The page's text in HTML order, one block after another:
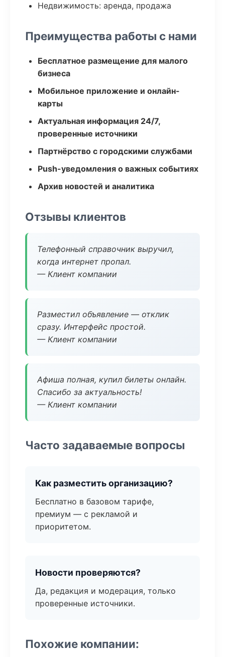
Недвижимость: аренда, продажа
Преимущества работы с нами
Бесплатное размещение для малого
бизнеса
Мобильное приложение и онлайн-
карты
Актуальная информация 24/7,
проверенные источники
Партнёрство с городскими службами
Push-уведомления о важных событиях
Архив новостей и аналитика
Отзывы клиентов
Телефонный справочник выручил,
когда интернет пропал.
— Клиент компании
Разместил объявление — отклик
сразу. Интерфейс простой.
— Клиент компании
Афиша полная, купил билеты онлайн.
Спасибо за актуальность!
— Клиент компании
Часто задаваемые вопросы
Как разместить организацию?
Бесплатно в базовом тарифе,
премиум — с рекламой и
приоритетом.
Новости проверяются?
Да, редакция и модерация, только
проверенные источники.
Похожие компании: